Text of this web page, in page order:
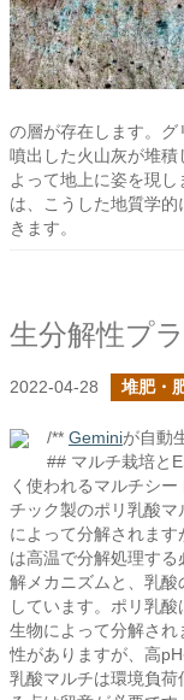
の層が存在します。
噴出した火山灰が堆
よって地上に姿を現
は、こうした地質学
きます。
2022-04-28 堆肥・
/** Geminiが自動
## マルチ栽培と
く使われるマルチシ
チック製のポリ乳酸
によって分解されま
は高温で分解処理す
解メカニズムと、乳
しています。ポリ乳
生物によって分解さ
性がありますが、高
乳酸マルチは環境負